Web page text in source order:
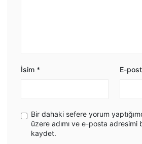
İsim * E-
Bir dahaki sefere yorum
üzere adımı ve e-posta adresimi
kaydet.